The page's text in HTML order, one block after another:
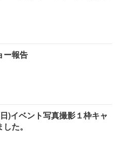
ー報告
)イベント写真撮影１枠キャ
た。